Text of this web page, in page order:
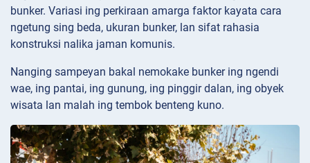
bunker. Variasi ing perkiraan amarga faktor kayata cara
ngetung sing beda, ukuran bunker, lan sifat rahasia
konstruksi nalika jaman komunis.
Nanging sampeyan bakal nemokake bunker ing ngendi
wae, ing pantai, ing gunung, ing pinggir dalan, ing obyek
wisata lan malah ing tembok benteng kuno.